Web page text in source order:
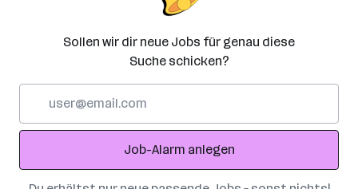
Sollen wir dir neue Jobs für genau diese
Suche schicken?
Adresse
Job-Alarm anlegen